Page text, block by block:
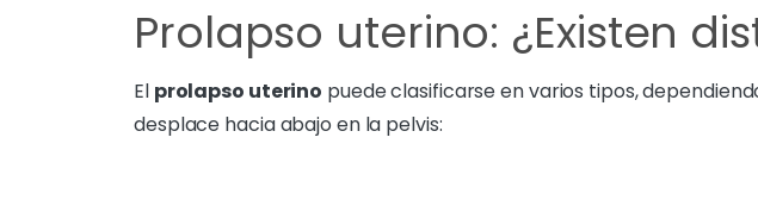
Prolapso uterino: ¿Existen
El prolapso uterino puede clasificarse en varios tipos,
desplace hacia abajo en la pelvis: